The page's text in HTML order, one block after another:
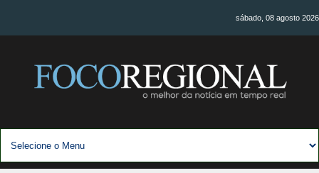
sábado, 08 agosto 2026